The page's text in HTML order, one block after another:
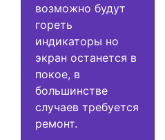
возможно будут
гореть
индикаторы но
экран останется в
покое, в
большинстве
случаев требуется
ремонт.